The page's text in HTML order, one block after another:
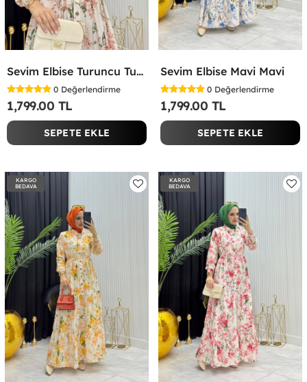
Sevim Elbise Turuncu Turuncu
0 Değerlendirme
1,799.00 TL
SEPETE EKLE
Sevim Elbise Mavi Mavi
0 Değerlendirme
1,799.00 TL
SEPETE EKLE
KARGO
BEDAVA
KARGO
BEDAVA